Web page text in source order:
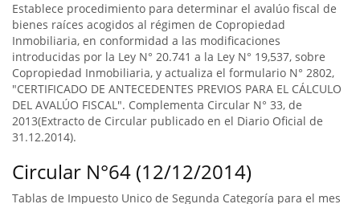
Establece procedimiento para determinar el avalúo fiscal de
bienes raíces acogidos al régimen de Copropiedad
Inmobiliaria, en conformidad a las modificaciones
introducidas por la Ley N° 20.741 a la Ley N° 19,537, sobre
Copropiedad Inmobiliaria, y actualiza el formulario N° 2802,
"CERTIFICADO DE ANTECEDENTES PREVIOS PARA EL CÁLCULO
DEL AVALÚO FISCAL". Complementa Circular N° 33, de
2013(Extracto de Circular publicado en el Diario Oficial de
31.12.2014).
Circular N°64 (12/12/2014)
Tablas de Impuesto Unico de Segunda Categoría para el mes